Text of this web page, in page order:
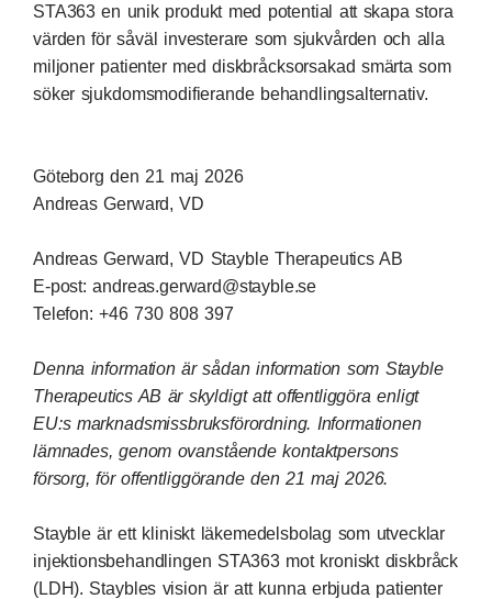
STA363 en unik produkt med potential att skapa stora
värden för såväl investerare som sjukvården och alla
miljoner patienter med diskbråcksorsakad smärta som
söker sjukdomsmodifierande behandlingsalternativ.
Göteborg den 21 maj 2026
Andreas Gerward, VD
Andreas Gerward, VD Stayble Therapeutics AB
E-post: andreas.gerward@stayble.se
Telefon: +46 730 808 397
Denna information är sådan information som Stayble
Therapeutics AB är skyldigt att offentliggöra enligt
EU:s marknadsmissbruksförordning. Informationen
lämnades, genom ovanstående kontaktpersons
försorg, för offentliggörande den 21 maj 2026.
Stayble är ett kliniskt läkemedelsbolag som utvecklar
injektionsbehandlingen STA363 mot kroniskt diskbråck
(LDH). Staybles vision är att kunna erbjuda patienter